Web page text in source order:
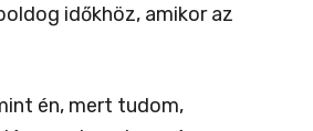
időkhöz, amikor az
én, mert tudom,